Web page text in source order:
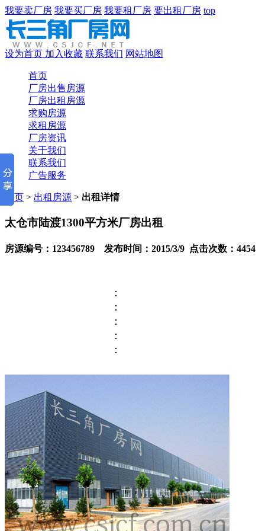
我要卖厂房 我要买厂房 我要租厂房 要出租厂房 top
设为首页 加入收藏 联系我们 网站地图
首页
厂房出售房源
厂房出租房源
求购房源
求租房源
厂房资讯
关于我们
联系我们
广告服务
首页 > 出租房源 > 出租详情
太仓市陆渡1300平方米厂房出租
房源编号：123456789 发布时间：2015/3/9 点击次数：4454
：
：
：
：
：